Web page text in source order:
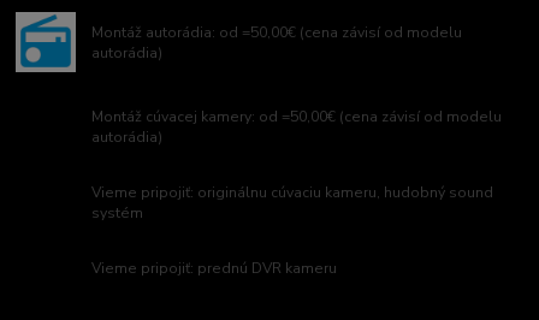
Montáž autorádia: od =50,00€ (cena závisí od modelu
autorádia)
Montáž cúvacej kamery: od =50,00€ (cena závisí od modelu
autorádia)
Vieme pripojiť: originálnu cúvaciu kameru, hudobný sound
systém
Vieme pripojiť: prednú DVR kameru